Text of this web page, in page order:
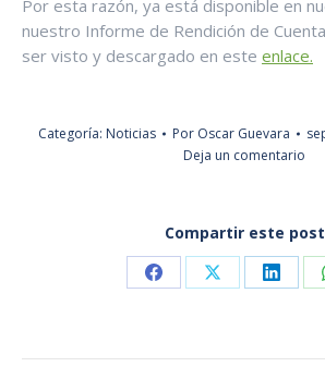
Por esta razón, ya está disponible en
nuestro Informe de Rendición de
ser visto y descargado en este enlace.
Categoría: Noticias Por Oscar Guevara
Deja un comentario
Compartir este post
Share
Facebook
Share
X
Share